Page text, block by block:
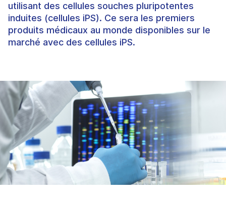
utilisant des cellules souches pluripotentes
induites (cellules iPS). Ce sera les premiers
produits médicaux au monde disponibles sur le
marché avec des cellules iPS.